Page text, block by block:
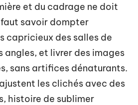
et du cadrage ne doit
faut savoir dompter
capricieux des salles de
angles, et livrer des images
sans artifices dénaturants.
les clichés avec des
histoire de sublimer